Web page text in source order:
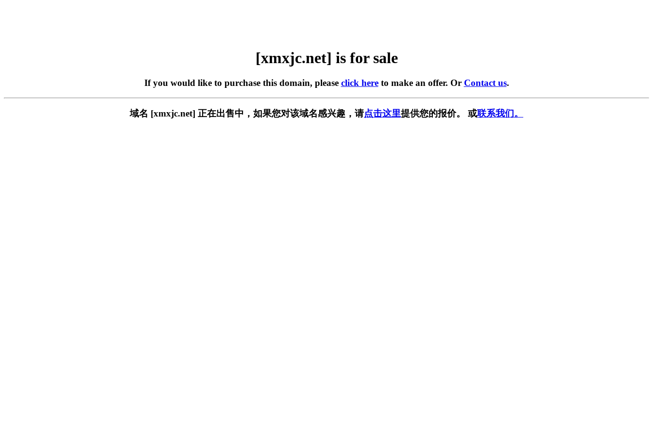
[xmxjc.net] is for sale
If you would like to purchase this domain, please click hereto make an offer. Or Contact us.
域名 [xmxjc.net] 正在出售中，如果您对该域名感兴趣，请点击这里提供您的报价。 或联系我们。